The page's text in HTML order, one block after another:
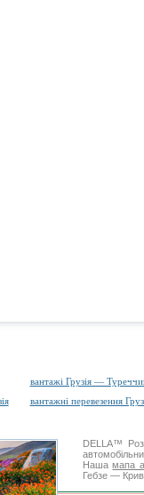
вантажі Грузія —
вантажні перевезення
DELLA™
Нашамапа
Гебзе —